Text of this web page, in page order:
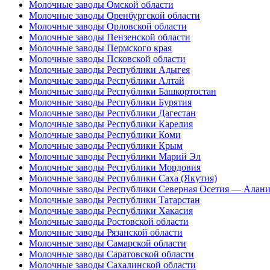
Молочные заводы Омской области
Молочные заводы Оренбургской области
Молочные заводы Орловской области
Молочные заводы Пензенской области
Молочные заводы Пермского края
Молочные заводы Псковской области
Молочные заводы Республики Адыгея
Молочные заводы Республики Алтай
Молочные заводы Республики Башкортостан
Молочные заводы Республики Бурятия
Молочные заводы Республики Дагестан
Молочные заводы Республики Карелия
Молочные заводы Республики Коми
Молочные заводы Республики Крым
Молочные заводы Республики Марий Эл
Молочные заводы Республики Мордовия
Молочные заводы Республики Саха (Якутия)
Молочные заводы Республики Северная Осетия —
Молочные заводы Республики Татарстан
Молочные заводы Республики Хакасия
Молочные заводы Ростовской области
Молочные заводы Рязанской области
Молочные заводы Самарской области
Молочные заводы Саратовской области
Молочные заводы Сахалинской области